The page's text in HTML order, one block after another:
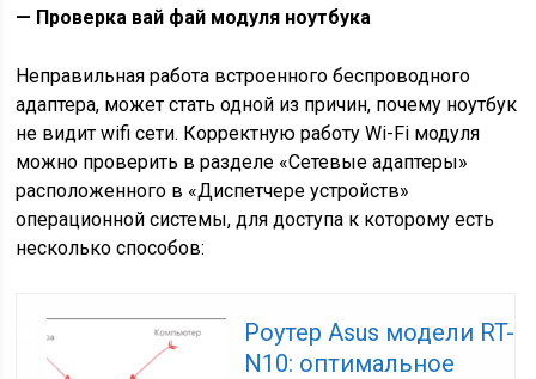
— Проверка вай фай модуля ноутбука
Неправильная работа встроенного беспроводного
адаптера, может стать одной из причин, почему ноутбук
не видит wifi сети. Корректную работу Wi-Fi модуля
можно проверить в разделе «Сетевые адаптеры»
расположенного в «Диспетчере устройств»
операционной системы, для доступа к которому есть
несколько способов:
Роутер Asus модели RT-
N10: оптимальное